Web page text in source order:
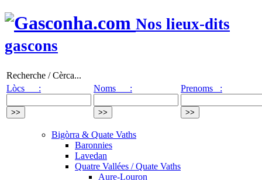
Nos lieux-dits
gascons
Recherche / Cèrca...
Lòcs :
Noms : Prenoms :
Bigòrra & Quate Vaths
Baronnies
Lavedan
Quatre Vallées / Quate Vaths
Aure-Louron